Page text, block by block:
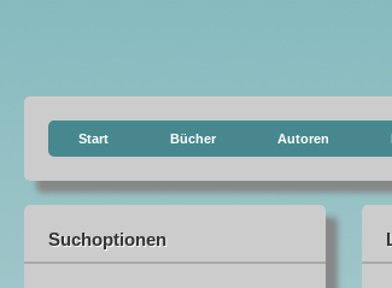
Start Bücher Autoren
Suchoptionen